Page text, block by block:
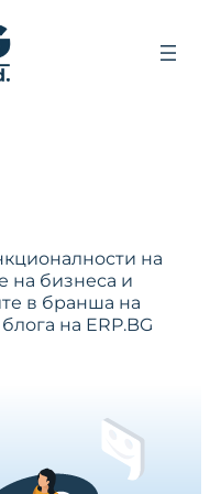
на
на бизнеса и
в бранша на
на ERP.BG